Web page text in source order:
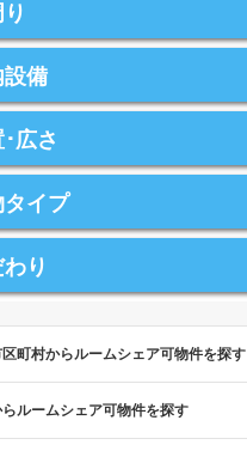
設備
広さ
タイプ
り
町村からルームシェア可物件を探す
ルームシェア可物件を探す